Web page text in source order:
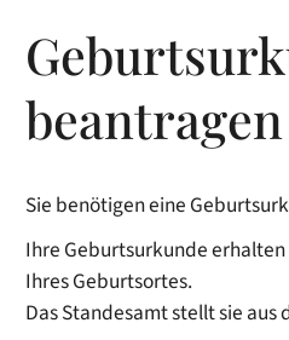
beantragen
Sie benötigen eine
Ihre Geburtsurkunde
Ihres Geburtsortes.
Das Standesamt stellt sie